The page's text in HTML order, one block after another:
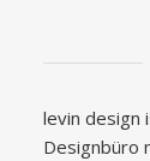
levin design
Designbüro